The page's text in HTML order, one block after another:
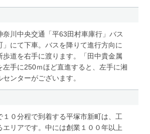
奈川中央交通「平63田村車庫行」バス
」にて下車。バスを降りて進行方向に
歩道を右手に渡ります。「田中貴金属
左手に250ｍほど直進すると、左手に湘
ンターがございます。
１０分程で到着する平塚市新町は、工
エリアです。中には創業１００年以上